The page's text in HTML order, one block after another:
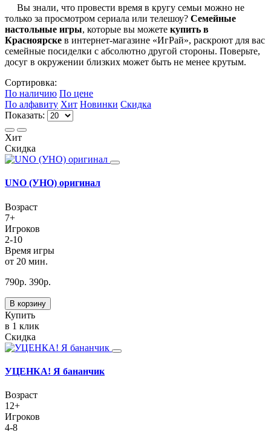
Вы знали, что провести время в кругу семьи можно не
только за просмотром сериала или телешоу? Семейные
настольные игры, которые вы можете купить в
Красноярске в интернет-магазине «ИгРай», раскроют для вас
семейные посиделки с абсолютно другой стороны. Поверьте,
досуг в окружении близких может быть не менее крутым.
Сортировка:
По наличию По цене
По алфавиту Хит Новинки Скидка
Показать:
Хит
Скидка
UNO (УНО) оригинал
Возраст
7+
Игроков
2-10
Время игры
от 20 мин.
790р. 390р.
В корзину
Купить
в 1 клик
Скидка
УЦЕНКА! Я бананчик
Возраст
12+
Игроков
4-8